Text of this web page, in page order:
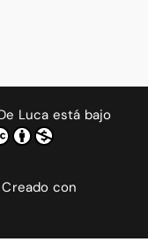
Luca está bajo
Creado con